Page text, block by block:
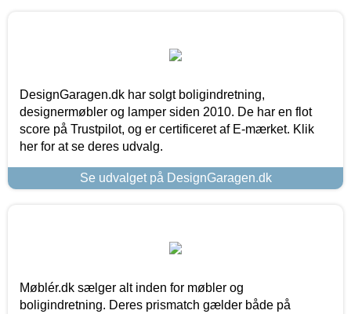
DesignGaragen.dk har solgt boligindretning,
designermøbler og lamper siden 2010. De har en flot
score på Trustpilot, og er certificeret af E-mærket. Klik
her for at se deres udvalg.
Se udvalget på DesignGaragen.dk
Møblér.dk sælger alt inden for møbler og
boligindretning. Deres prismatch gælder både på